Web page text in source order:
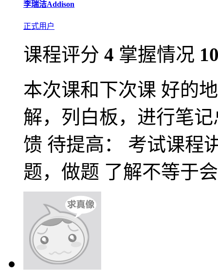
李瑞洁Addison
正式用户
课程评分 4 掌握情况
本次课和下次课 好的
解，列白板，进行笔
馈 待提高： 考试课程
题，做题 了解不等于